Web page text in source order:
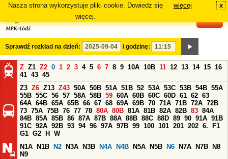
Nasza strona wykorzystuje pliki cookie. Dowiedz się
więcej.
więcej x
Sprawdź rozkład na dzień: i godzinę:
Z Z1 Z2 0 1 2 3 4 5 6 7 8 9 10A 10B 11 12 13 14 15 16
41 43 45
Z3 Z6 Z13 Z43 50A 50B 51A 51B 52 53A 53C 53B 54B 55A
55B 55C 56 57 58A 58B 59 60A 60B 60C 60D 61 62 63
64A 64B 65A 65B 66 67 68 69A 69B 70 71A 71B 72A 72B
73 75A 75B 76 77 78 80A 80B 81A 81B 82A 82B 83 84A
84B 85A 85B 86 87A 87B 88A 88B 88C 88D 89 90 91A 91B
91C 92A 92B 93 94 96 97A 97B 99 100 101 201 202 6.
F1
G1 G2 H
W
N1A
N1B N2 N3A N3B N4A N4B N5A N5B N6 N7A N7B
N8
N9